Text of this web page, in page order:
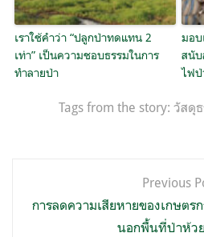
เราใช้คำว่า “ปลูกป่าทดแทน 2
เท่า” เป็นความชอบธรรมในการ
ทำลายป่า
มอบ
สนับ
ไฟป่
Tags from the story: วัสดุ
เรื่อง
Previous
การลดความเสียหายของเกษต
นอกพื้นที่ป่าห้ว